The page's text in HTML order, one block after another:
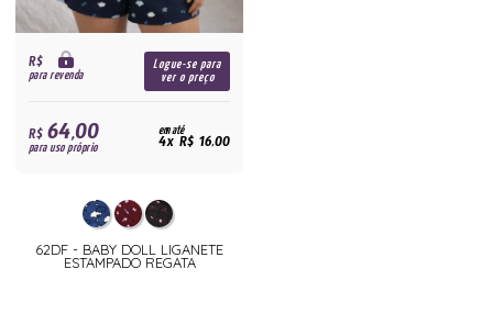
R$
para revenda
Logue-se para
ver o preço
R$64,00
para uso próprio
em até
4x R$ 16,00
62DF - BABY DOLL LIGANETE
ESTAMPADO REGATA